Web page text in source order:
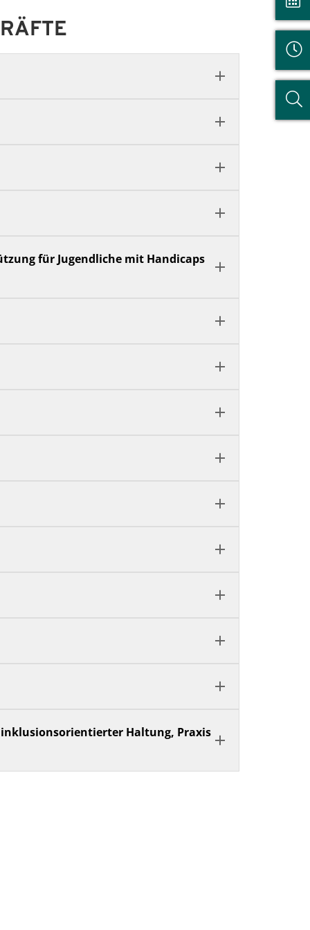
für Jugendliche mit Handicaps
inklusionsorientierter Haltung, Praxis